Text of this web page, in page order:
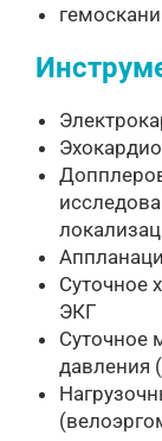
Суточное
ЭКГ
Суточное